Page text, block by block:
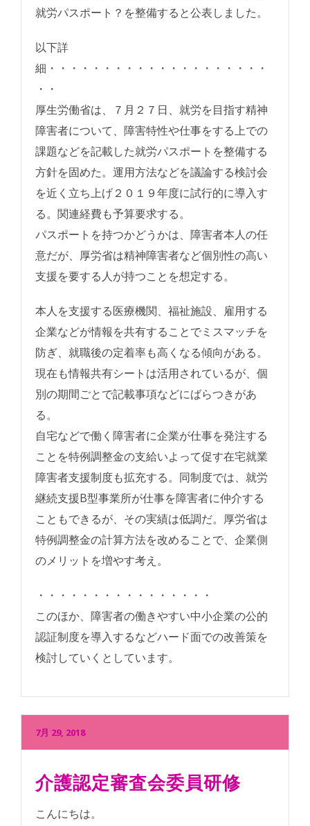
就労パスポート？を整備すると公表しました。
以下詳
細・・・・・・・・・・・・・・・・・・・・
・・
厚生労働省は、７月２７日、就労を目指す精神
障害者について、障害特性や仕事をする上での
課題などを記載した就労パスポートを整備する
方針を固めた。運用方法などを議論する検討会
を近く立ち上げ２０１９年度に試行的に導入す
る。関連経費も予算要求する。
パスポートを持つかどうかは、障害者本人の任
意だが、厚労省は精神障害者など個別性の高い
支援を要する人が持つことを想定する。
本人を支援する医療機関、福祉施設、雇用する
企業などが情報を共有することでミスマッチを
防ぎ、就職後の定着率も高くなる傾向がある。
現在も情報共有シートは活用されているが、個
別の期間ごとで記載事項などにばらつきがあ
る。
自宅などで働く障害者に企業が仕事を発注する
ことを特例調整金の支給いよって促す在宅就業
障害者支援制度も拡充する。同制度では、就労
継続支援B型事業所が仕事を障害者に仲介する
こともできるが、その実績は低調だ。厚労省は
特例調整金の計算方法を改めることで、企業側
のメリットを増やす考え。
・・・・・・・・・・・・・・・・
このほか、障害者の働きやすい中小企業の公的
認証制度を導入するなどハード面での改善策を
検討していくとしています。
7月 29, 2018
介護認定審査会委員研修
こんにちは。